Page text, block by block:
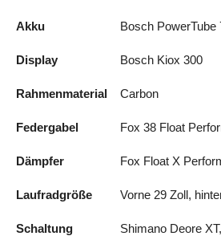
Akku Bosch PowerTube
Display Bosch Kiox 300
Rahmenmaterial Carbon
Federgabel Fox 38 Float
Dämpfer Fox Float X
Laufradgröße Vorne 29 Zoll,
Schaltung Shimano Deore